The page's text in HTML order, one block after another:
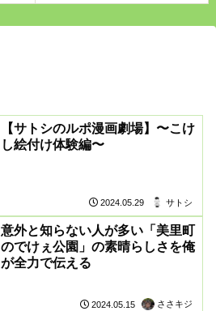
【サトシのルポ漫画劇場】〜こけ
し絵付け体験編〜
2024.05.29 サトシ
意外と知らない人が多い「美里町
のでけぇ公園」の素晴らしさを俺
が全力で伝える
2024.05.15 ささキジ